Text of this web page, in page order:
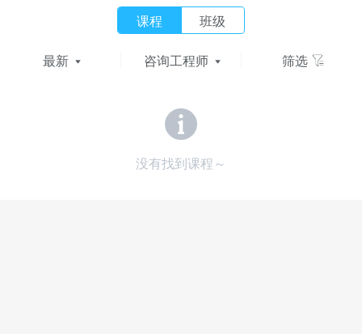
课程 班级
最新 咨询工程师 筛选
没有找到课程～